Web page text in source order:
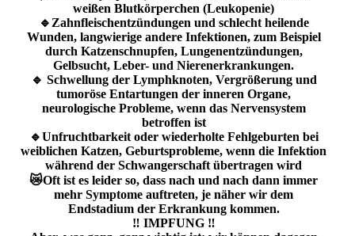
weißen Blutkörperchen (Leukopenie)
🔹️Zahnfleischentzündungen und schlecht heilende
Wunden, langwierige andere Infektionen, zum Beispiel
durch Katzenschnupfen, Lungenentzündungen,
Gelbsucht, Leber- und Nierenerkrankungen.
🔹️ Schwellung der Lymphknoten, Vergrößerung und
tumoröse Entartungen der inneren Organe,
neurologische Probleme, wenn das Nervensystem
betroffen ist
🔹️Unfruchtbarkeit oder wiederholte Fehlgeburten bei
weiblichen Katzen, Geburtsprobleme, wenn die Infektion
während der Schwangerschaft übertragen wird
😿Oft ist es leider so, dass nach und nach dann immer
mehr Symptome auftreten, je näher wir dem
Endstadium der Erkrankung kommen.
‼️ IMPFUNG ‼️